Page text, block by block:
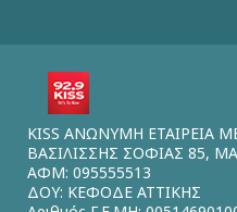
KISS ΑΝΩΝΥΜΗ ΕΤΑΙΡΕΙΑ
ΒΑΣΙΛΙΣΣΗΣ ΣΟΦΙΑΣ 85,
ΑΦΜ: 095555513
ΔΟΥ: ΚΕΦΟΔΕ ΑΤΤΙΚΗΣ